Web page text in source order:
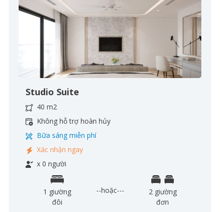
Studio Suite
40 m2
Không hỗ trợ hoàn hủy
Bữa sáng miễn phí
Xác nhận ngay
x 0 người
1 giường
đôi
--hoặc---
2 giường
đơn